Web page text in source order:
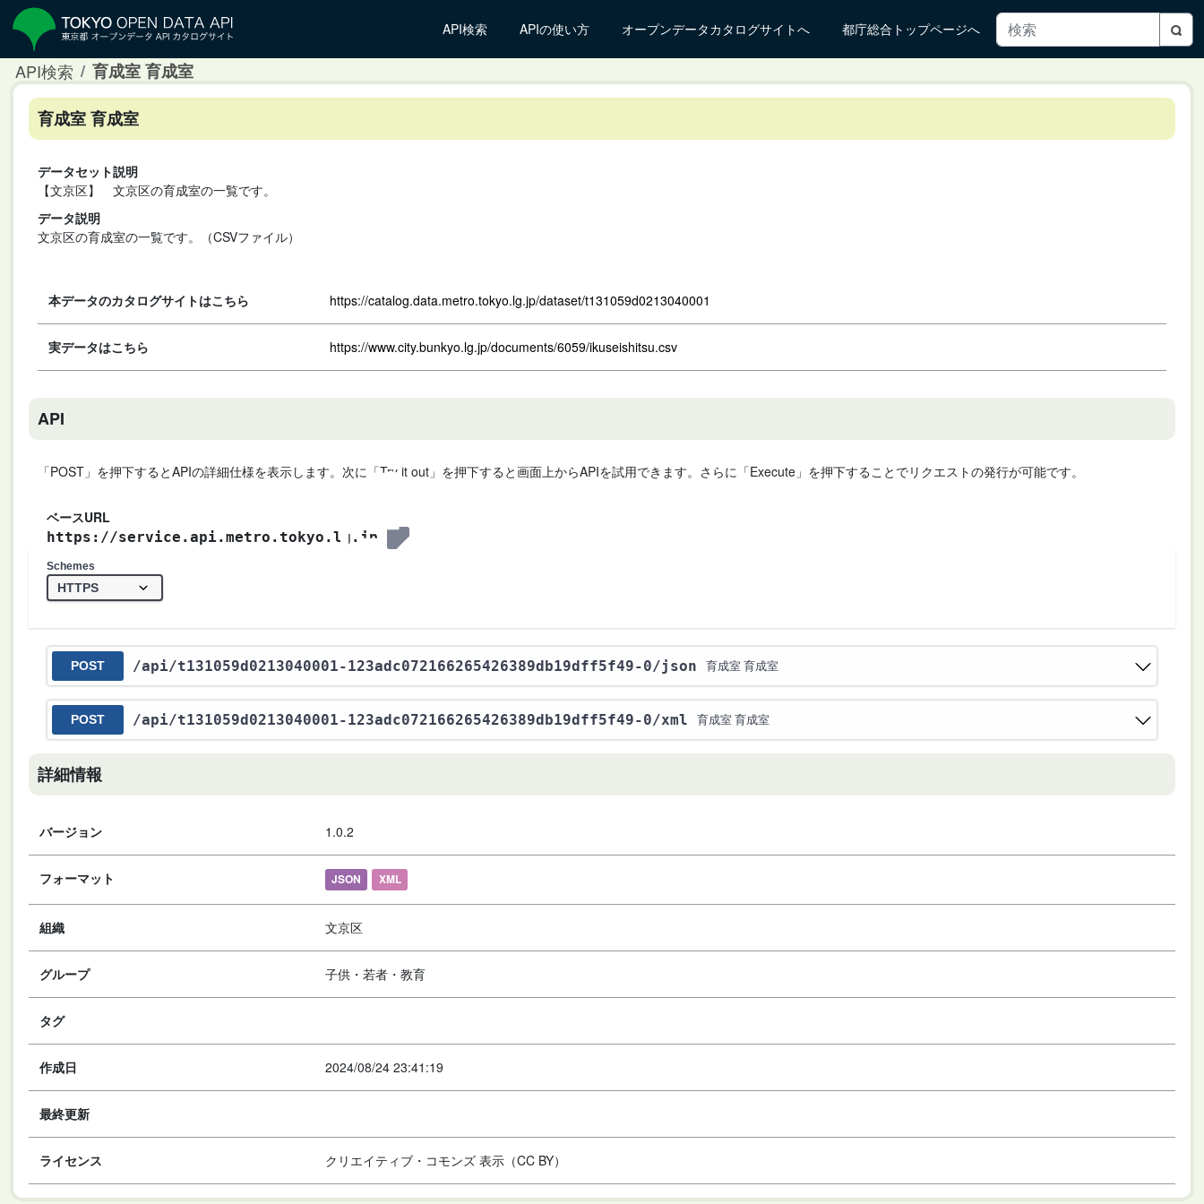
API検索 APIの使い方 オープンデータカタログサイトへ 都庁総合トップページへ
API検索 育成室 育成室
育成室 育成室
データセット説明
【文京区】 文京区の育成室の一覧です。
データ説明
文京区の育成室の一覧です。（CSVファイル）
本データのカタログサイトはこちら https://catalog.data.metro.tokyo.lg.jp/dataset/t131059d0213040001
実データはこちら https://www.city.bunkyo.lg.jp/documents/6059/ikuseishitsu.csv
API
「POST」を押下するとAPIの詳細仕様を表示します。次に「Try it out」を押下すると画面上からAPIを試用できます。さらに「Execute」を押下することでリクエストの発行が可能です。
ベースURL
https://service.api.metro.tokyo.lg.jp
Schemes
POST /api/t131059d0213040001-123adc072166265426389db19dff5f49-0/json 育成室 育成室
POST /api/t131059d0213040001-123adc072166265426389db19dff5f49-0/xml 育成室 育成室
詳細情報
バージョン 1.0.2
フォーマット JSON XML
組織 文京区
グループ 子供・若者・教育
タグ
作成日 2024/08/24 23:41:19
最終更新
ライセンス クリエイティブ・コモンズ 表示（CC BY）